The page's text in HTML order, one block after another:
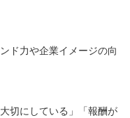
ド力や企業イメージの向
切にしている」「報酬が